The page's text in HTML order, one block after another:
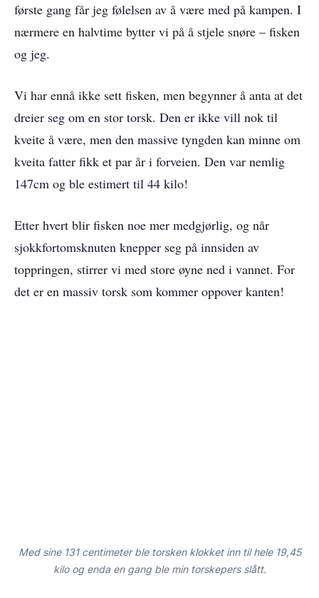
første gang får jeg følelsen av å være med på kampen. I
nærmere en halvtime bytter vi på å stjele snøre – fisken
og jeg.
Vi har ennå ikke sett fisken, men begynner å anta at det
dreier seg om en stor torsk. Den er ikke vill nok til
kveite å være, men den massive tyngden kan minne om
kveita fatter fikk et par år i forveien. Den var nemlig
147cm og ble estimert til 44 kilo!
Etter hvert blir fisken noe mer medgjørlig, og når
sjokkfortomsknuten knepper seg på innsiden av
toppringen, stirrer vi med store øyne ned i vannet. For
det er en massiv torsk som kommer oppover kanten!
Med sine 131 centimeter ble torsken klokket inn til hele 19,45
kilo og enda en gang ble min torskepers slått.